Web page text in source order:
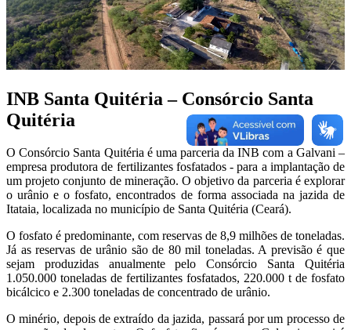
INB Santa Quitéria – Consórcio Santa
Quitéria
O Consórcio Santa Quitéria é uma parceria da INB com a Galvani –
empresa produtora de fertilizantes fosfatados - para a implantação de
um projeto conjunto de mineração. O objetivo da parceria é explorar
o urânio e o fosfato, encontrados de forma associada na jazida de
Itataia, localizada no município de Santa Quitéria (Ceará).
O fosfato é predominante, com reservas de 8,9 milhões de toneladas.
Já as reservas de urânio são de 80 mil toneladas. A previsão é que
sejam produzidas anualmente pelo Consórcio Santa Quitéria
1.050.000 toneladas de fertilizantes fosfatados, 220.000 t de fosfato
bicálcico e 2.300 toneladas de concentrado de urânio.
O minério, depois de extraído da jazida, passará por um processo de